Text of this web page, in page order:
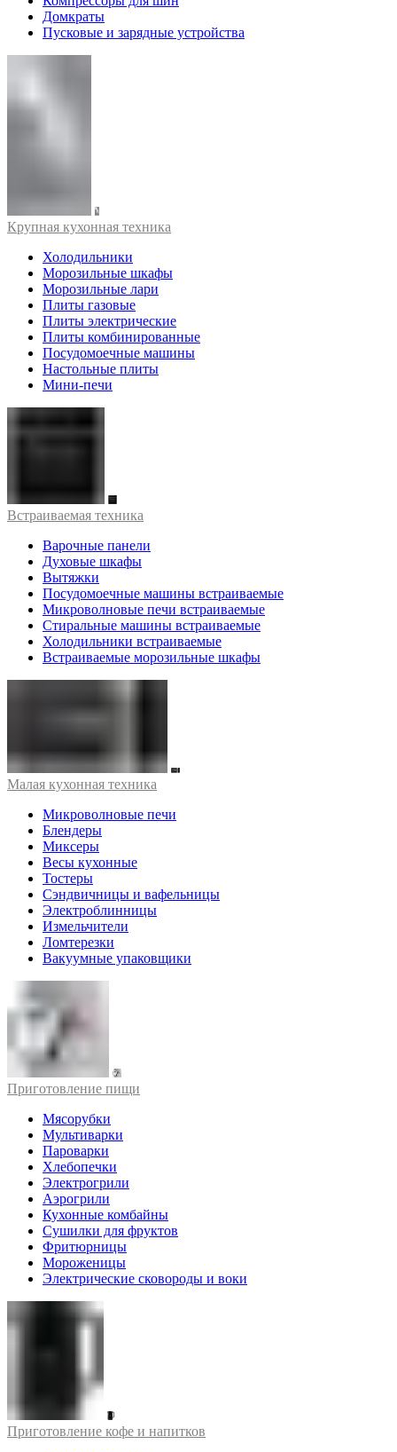
Домкраты
Пусковые и зарядные устройства
Крупная кухонная техника
Холодильники
Морозильные шкафы
Морозильные лари
Плиты газовые
Плиты электрические
Плиты комбинированные
Посудомоечные машины
Настольные плиты
Мини-печи
Встраиваемая техника
Варочные панели
Духовые шкафы
Вытяжки
Посудомоечные машины встраиваемые
Микроволновые печи встраиваемые
Стиральные машины встраиваемые
Холодильники встраиваемые
Встраиваемые морозильные шкафы
Малая кухонная техника
Микроволновые печи
Блендеры
Миксеры
Весы кухонные
Тостеры
Сэндвичницы и вафельницы
Электроблинницы
Измельчители
Ломтерезки
Вакуумные упаковщики
Приготовление пищи
Мясорубки
Мультиварки
Пароварки
Хлебопечки
Электрогрили
Аэрогрили
Кухонные комбайны
Сушилки для фруктов
Фритюрницы
Мороженицы
Электрические сковороды и воки
Приготовление кофе и напитков